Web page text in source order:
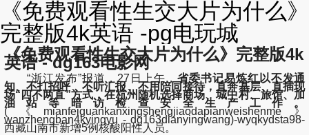
《免费观看性生交大片为什么》
完整版4k英语 -pg电玩城
《免费观看性生交大片为什么》完整版4k
英语 - dg163电影网
“浙江发布”报道，27日上午， 省委书记易炼红以不发通
知、不打招呼、不听汇报、不用陪同接待，直奔基层、直插现
场“四不两直”方式，在杭州随机选择商场、城中村、旅馆、加
油站等暗访检查安全生产工作。
(《mianfeiguankanxingshengjiaodapianweishenme》
wanzhengban4kyingyu - dg163dianyingwang)-wyqkydsta98-
西藏山南市新增5例核酸阳性人员。